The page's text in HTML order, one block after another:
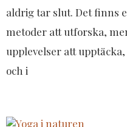
aldrig tar slut. Det finns
metoder att utforska,
upplevelser att
och i